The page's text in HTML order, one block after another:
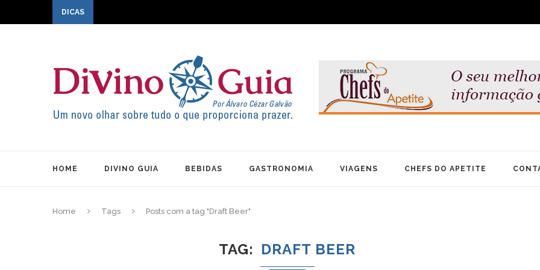
DICAS
HOME DIVINO GUIA BEBIDAS GASTRONOMIA VIAGENS CHEFS DO APETITE
Home Tags Posts com a tag "Draft Beer"
TAG DRAFT BEER